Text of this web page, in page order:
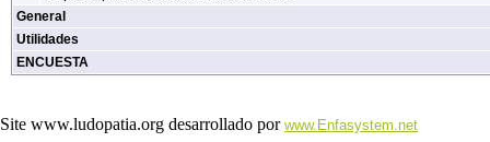
General
Utilidades
ENCUESTA
Site www.ludopatia.org desarrollado por www.Enfasystem.net